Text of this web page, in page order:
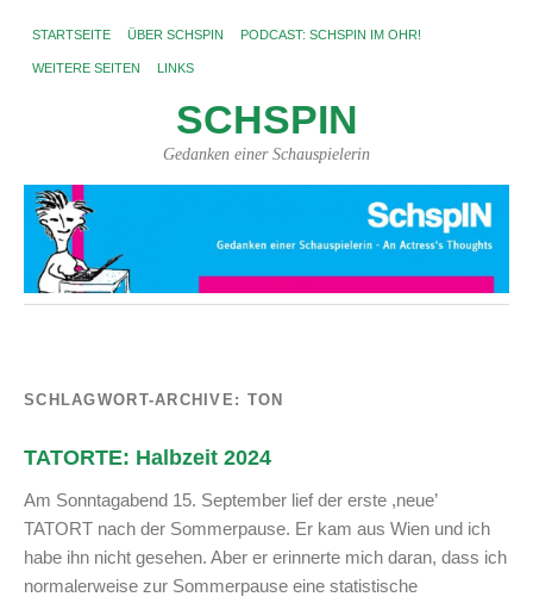
STARTSEITE ÜBER SCHSPIN PODCAST: SCHSPIN IM OHR!
WEITERE SEITEN LINKS
SCHSPIN
Gedanken einer Schauspielerin
SCHLAGWORT-ARCHIVE: TON
TATORTE: Halbzeit 2024
Am Sonntagabend 15. September lief der erste ,neue’
TATORT nach der Sommerpause. Er kam aus Wien und ich
habe ihn nicht gesehen. Aber er erinnerte mich daran, dass ich
normalerweise zur Sommerpause eine statistische